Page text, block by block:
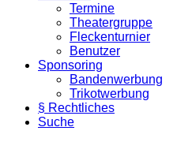
Termine
Theatergruppe
Fleckenturnier
Benutzer
Sponsoring
Bandenwerbung
Trikotwerbung
§ Rechtliches
Suche